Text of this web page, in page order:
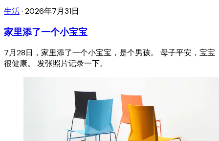
生活· 2026年7月31日
家里添了一个小宝宝
7月28日，家里添了一个小宝宝，是个男孩。 母子平安，宝宝
很健康。 发张照片记录一下。